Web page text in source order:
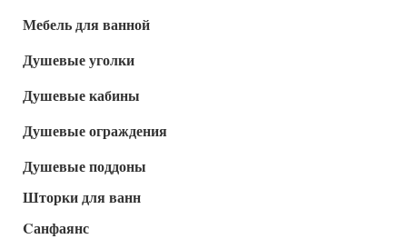
Мебель для ванной
Душевые уголки
Душевые кабины
Душевые ограждения
Душевые поддоны
Шторки для ванн
Cанфаянс